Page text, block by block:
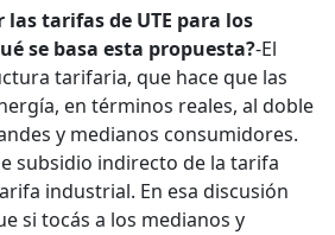
las tarifas de UTE para los
se basa esta propuesta?-El
tarifaria, que hace que las
en términos reales, al doble
y medianos consumidores.
subsidio indirecto de la tarifa
industrial. En esa discusión
si tocás a los medianos y